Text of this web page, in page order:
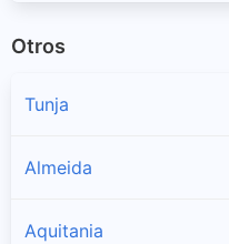
Otros
Tunja
Almeida
Aquitania